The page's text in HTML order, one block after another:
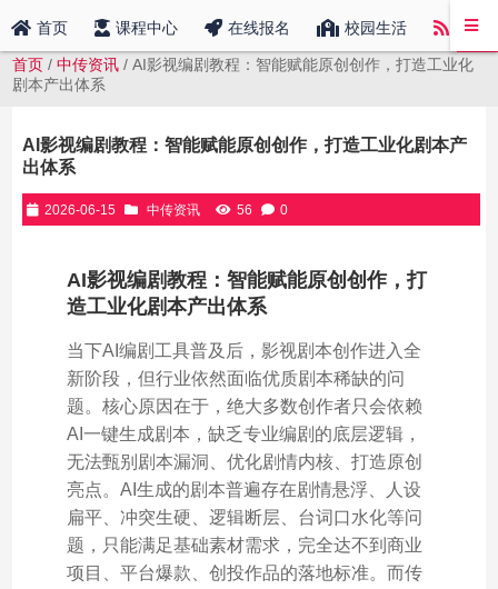
首页 课程中心 在线报名 校园生活 中传
首页 /中传资讯 / AI影视编剧教程：智能赋能原创创作，打造工业化
剧本产出体系
AI影视编剧教程：智能赋能原创创作，打造工业化剧本产
出体系
2026-06-15 中传资讯 56 0
AI影视编剧教程：智能赋能原创创作，打
造工业化剧本产出体系
当下AI编剧工具普及后，影视剧本创作进入全
新阶段，但行业依然面临优质剧本稀缺的问
题。核心原因在于，绝大多数创作者只会依赖
AI一键生成剧本，缺乏专业编剧的底层逻辑，
无法甄别剧本漏洞、优化剧情内核、打造原创
亮点。AI生成的剧本普遍存在剧情悬浮、人设
扁平、冲突生硬、逻辑断层、台词口水化等问
题，只能满足基础素材需求，完全达不到商业
项目、平台爆款、创投作品的落地标准。而传